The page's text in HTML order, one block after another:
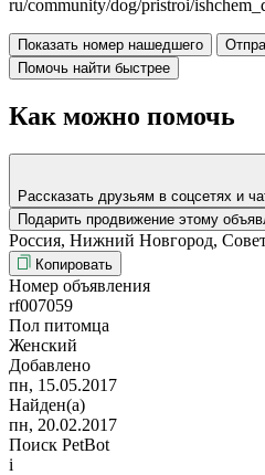
ru/community/dog/pristroi/
Показать номер нашедшего
Помочь найти быстрее
Как можно помочь
Рассказать друзьям в соцсетях и
Подарить продвижение этому
Россия, Нижний Новгород,
Копировать
Номер объявления
rf007059
Пол питомца
Женский
Добавлено
пн, 15.05.2017
Найден(а)
пн, 20.02.2017
Поиск PetBot
i